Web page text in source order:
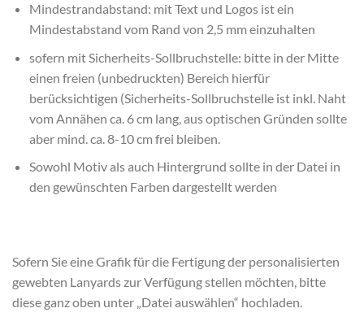
Mindestrandabstand: mit Text und Logos ist ein
Mindestabstand vom Rand von 2,5 mm einzuhalten
sofern mit Sicherheits-Sollbruchstelle: bitte in der Mitte
einen freien (unbedruckten) Bereich hierfür
berücksichtigen (Sicherheits-Sollbruchstelle ist inkl. Naht
vom Annähen ca. 6 cm lang, aus optischen Gründen sollte
aber mind. ca. 8-10 cm frei bleiben.
Sowohl Motiv als auch Hintergrund sollte in der Datei in
den gewünschten Farben dargestellt werden
Sofern Sie eine Grafik für die Fertigung der personalisierten
gewebten Lanyards zur Verfügung stellen möchten, bitte
diese ganz oben unter „Datei auswählen“ hochladen.